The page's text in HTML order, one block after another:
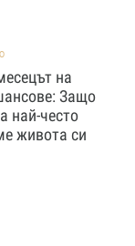
на
Защо
най-често
живота си